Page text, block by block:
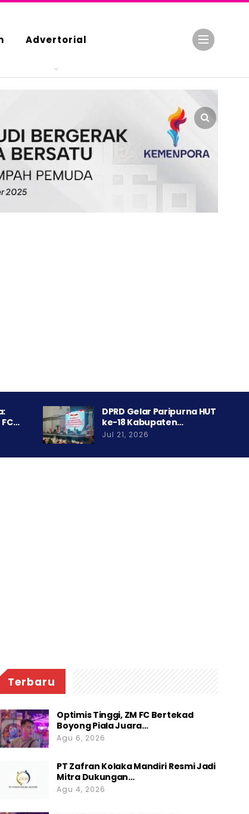
Advertorial
DPRD Gelar Paripurna HUT
ke-18 Kabupaten…
Jul 21, 2026
Terbaru
Optimis Tinggi, ZM FC Bertekad
Boyong Piala Juara…
Agu 6, 2026
PT Zafran Kolaka Mandiri Resmi Jadi
Mitra Dukungan…
Agu 4, 2026